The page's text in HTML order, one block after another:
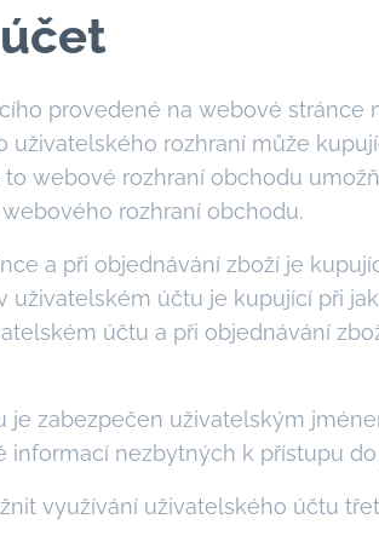
provedené na webové stránce
uživatelského rozhraní může
to webové rozhraní obchodu
rozhraní obchodu.
a při objednávání zboží je
uživatelském účtu je kupující při
účtu a při objednávání
je zabezpečen uživatelským
nezbytných k přístupu
využívání uživatelského účtu